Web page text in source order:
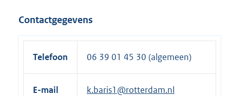
Contactgegevens
Telefoon 06 39 01 45 30 (algemeen)
E-mail
k.baris1@rotterdam.nl